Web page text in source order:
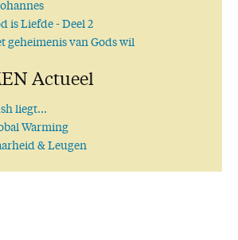
is Liefde- Deel 2
geheimenis van Gods wil
Actueel
liegt...
Warming
& Leugen